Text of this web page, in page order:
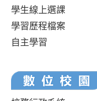
學生線上選課
學習歷程檔案
自主學習